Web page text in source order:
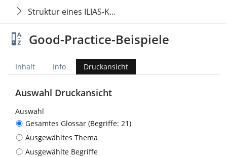
Struktur eines ILIAS-Kurses · Modul Finite Elemente
Good-Practice-Beispiele
Inhalt Info Druckansicht
Auswahl Druckansicht
Auswahl
Gesamtes Glossar (Begriffe: 21)
Ausgewähltes Thema
Ausgewählte Begriffe